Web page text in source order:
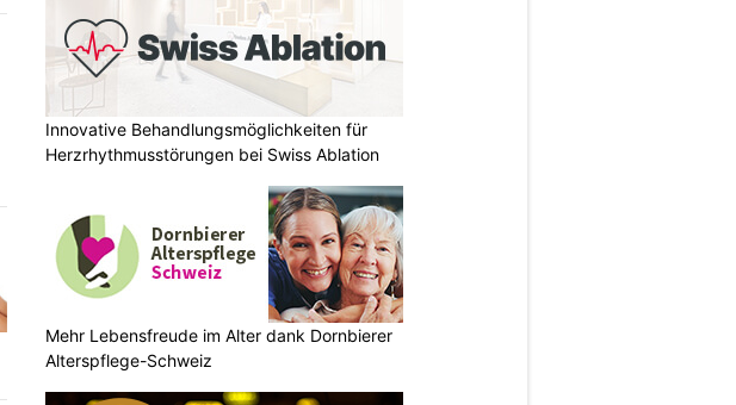
Innovative Behandlungsmöglichkeiten für
Herzrhythmusstörungen bei Swiss Ablation
Mehr Lebensfreude im Alter dank Dornbierer
Alterspflege-Schweiz